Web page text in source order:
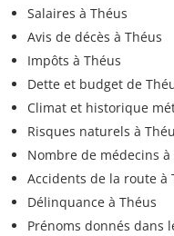
Salaires à Théus
Avis de décès à Théus
Impôts à Théus
Dette et budget de
Climat et historique
Risques naturels à
Nombre de médecins à
Accidents de la route à
Délinquance à Théus
Prénoms donnés dans